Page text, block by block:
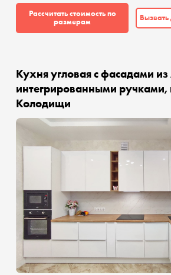
Рассчитать стоимость по
размерам
Кухня угловая с фасадами
интегрированными ручками,
Колодищи